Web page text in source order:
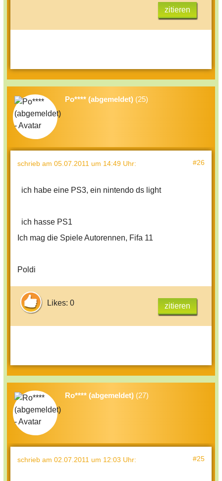
zitieren
Po**** (abgemeldet) (25)
schrieb am 05.07.2011 um 14:49 Uhr: #26
ich habe eine PS3, ein nintendo ds light
ich hasse PS1
Ich mag die Spiele Autorennen, Fifa 11
Poldi
Likes: 0 zitieren
Ro**** (abgemeldet) (27)
schrieb am 02.07.2011 um 12:03 Uhr: #25